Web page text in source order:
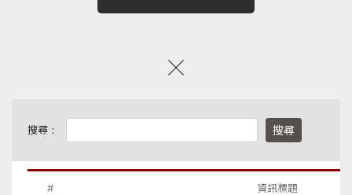
搜尋： 搜尋
# 資訊標題